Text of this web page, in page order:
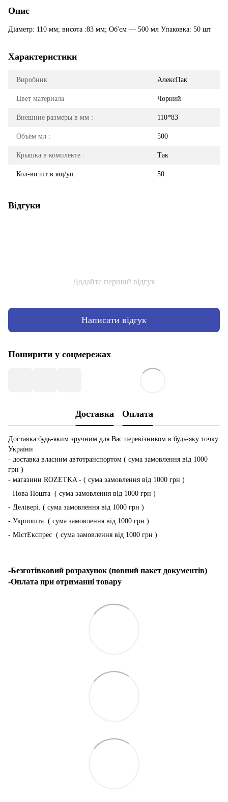
Опис
Діаметр: 110 мм; висота :83 мм; Об'єм — 500 мл Упаковка: 50 шт
Характеристики
Виробник АлексПак
Цвет материала Чорний
Внешние размеры в мм : 110*83
Объём мл : 500
Крышка в комплекте : Так
Кол-во шт в ящ/уп: 50
Відгуки
Додайте перший відгук
Написати відгук
Поширити у соцмережах
Доставка Оплата
Доставка будь-яким зручним для Вас перевізником в будь-яку точку
України
- доставка власним автотранспортом ( сума замовлення від 1000
грн )
- магазини ROZETKA - ( сума замовлення від 1000 грн )
- Нова Пошта ( сума замовлення від 1000 грн )
- Делівері. ( сума замовлення від 1000 грн )
- Укрпошта ( сума замовлення від 1000 грн )
- МістЕкспрес ( сума замовлення від 1000 грн )
-Безготівковий розрахунок (повний пакет документів)
-Оплата при отриманні товару